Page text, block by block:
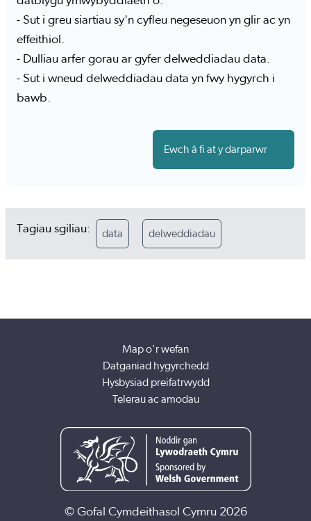
- Sut i greu siartiau sy'n cyfleu negeseuon yn glir ac yn
effeithiol.
- Dulliau arfer gorau ar gyfer delweddiadau data.
- Sut i wneud delweddiadau data yn fwy hygyrch i
bawb.
Ewch â fi at y darparwr
Tagiau sgiliau: data delweddiadau
Map o'r wefan
Datganiad hygyrchedd
Hysbysiad preifatrwydd
Telerau ac amodau
© Gofal Cymdeithasol Cymru 2026